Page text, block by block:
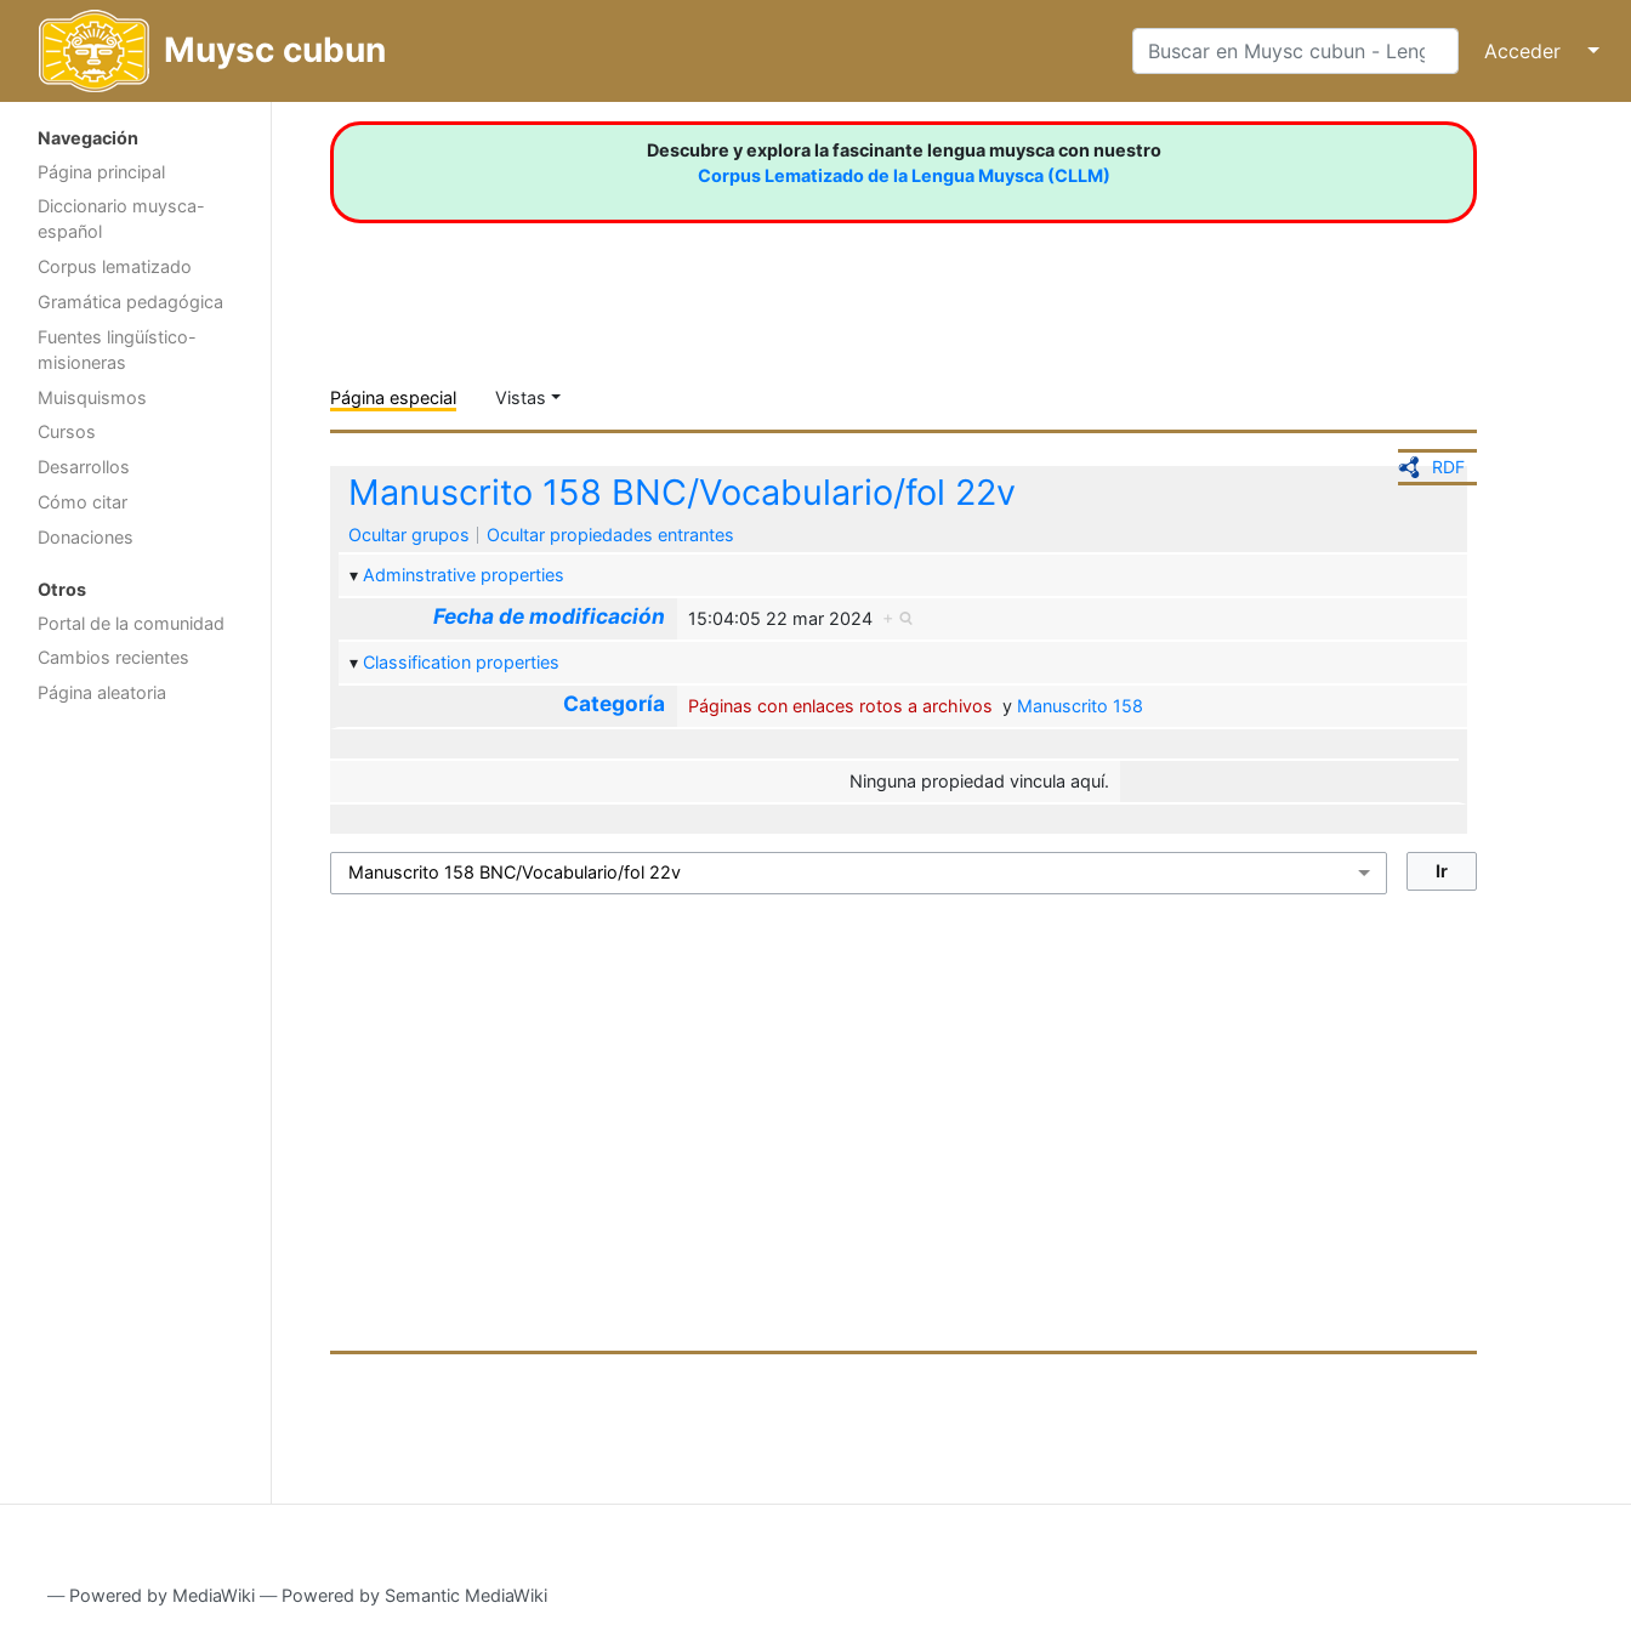
Muysc cubun Acceder ↓
Navegación
Página principal
Diccionario muysca-
español
Corpus lematizado
Gramática pedagógica
Fuentes lingüístico-
misioneras
Muisquismos
Cursos
Desarrollos
Cómo citar
Donaciones
Otros
Portal de la comunidad
Cambios recientes
Página aleatoria
Descubre y explora la fascinante lengua muysca con nuestro
Corpus Lematizado de la Lengua Muysca (CLLM)
Página especial Vistas
RDF
Manuscrito 158 BNC/Vocabulario/fol 22v
Ocultar grupos
Ocultar propiedades entrantes
Adminstrative properties
Fecha de modificación 15:04:05 22 mar 2024 +
Classification properties
Categoría Páginas con enlaces rotos a archivos y Manuscrito 158
Ninguna propiedad vincula aquí.
― Powered by MediaWiki ― Powered by Semantic MediaWiki